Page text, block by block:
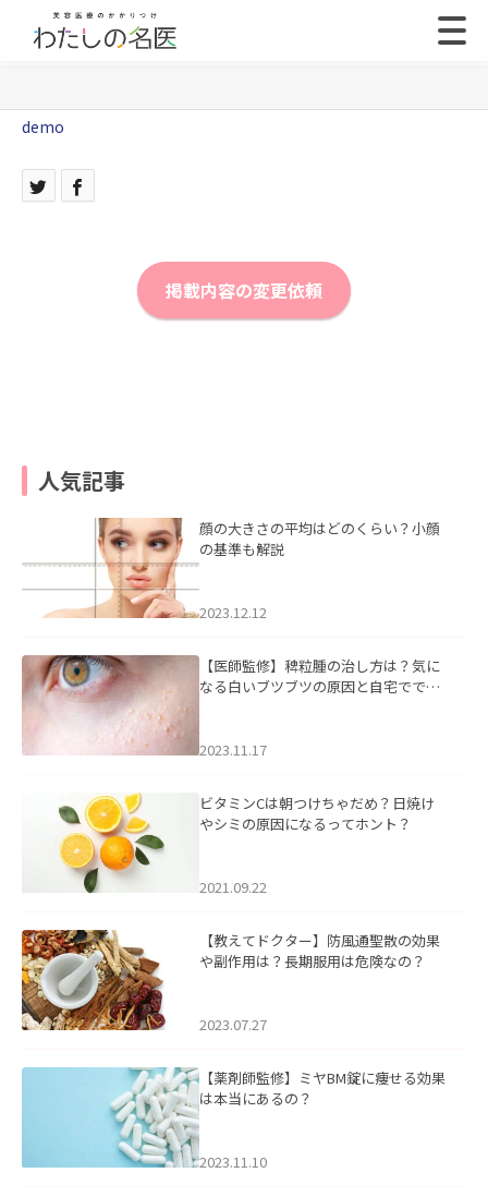
demo
掲載内容の変更依頼
人気記事
顔の大きさの平均はどのくらい？小顔
の基準も解説
2023.12.12
【医師監修】稗粒腫の治し方は？気に
なる白いブツブツの原因と自宅ででき
2023.11.17
ビタミンCは朝つけちゃだめ？日焼け
やシミの原因になるってホント？
2021.09.22
【教えてドクター】防風通聖散の効果
や副作用は？長期服用は危険なの？
2023.07.27
【薬剤師監修】ミヤBM錠に痩せる効果
は本当にあるの？
2023.11.10